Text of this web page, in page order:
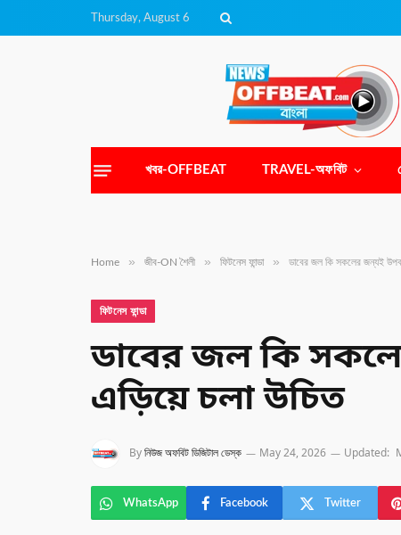
Thursday, August 6
খবর-OFFBEAT TRAVEL-অফবিট
Home » জীব-ON শৈলী » ফিটনেস ফান্ডা » ডাবের জল কি সকলের জন্যই
ফিটনেস ফান্ডা
ডাবের জল কি
এড়িয়ে চলা উচিত
Byনিউজ অফবিট ডিজিটাল ডেস্ক May 24, 2026 Updated:
WhatsApp Facebook Twitter